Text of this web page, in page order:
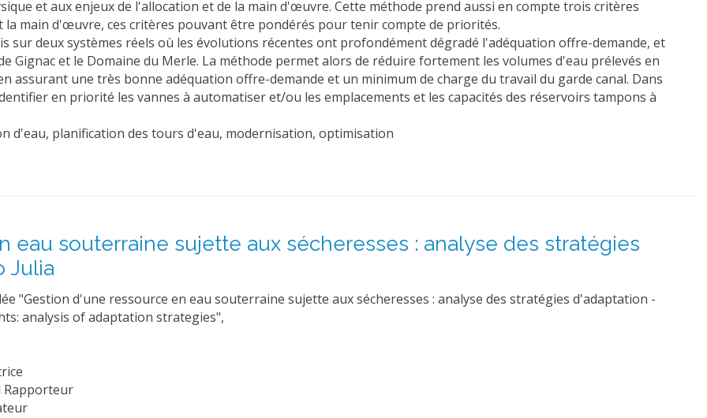
et aux enjeux de l'allocation et de la main d'œuvre. Cette méthode prend aussi en compte trois critères
main d'œuvre, ces critères pouvant être pondérés pour tenir compte de priorités.
sur deux systèmes réels où les évolutions récentes ont profondément dégradé l'adéquation offre-demande, et
Gignac et le Domaine du Merle. La méthode permet alors de réduire fortement les volumes d'eau prélevés en
assurant une très bonne adéquation offre-demande et un minimum de charge du travail du garde canal. Dans
en priorité les vannes à automatiser et/ou les emplacements et les capacités des réservoirs tampons à
d'eau, planification des tours d'eau, modernisation, optimisation
eau souterraine sujette aux sécheresses : analyse des stratégies
Julia
"Gestion d'une ressource en eau souterraine sujette aux sécheresses : analyse des stratégies d'adaptation -
analysis of adaptation strategies",
Rapporteur